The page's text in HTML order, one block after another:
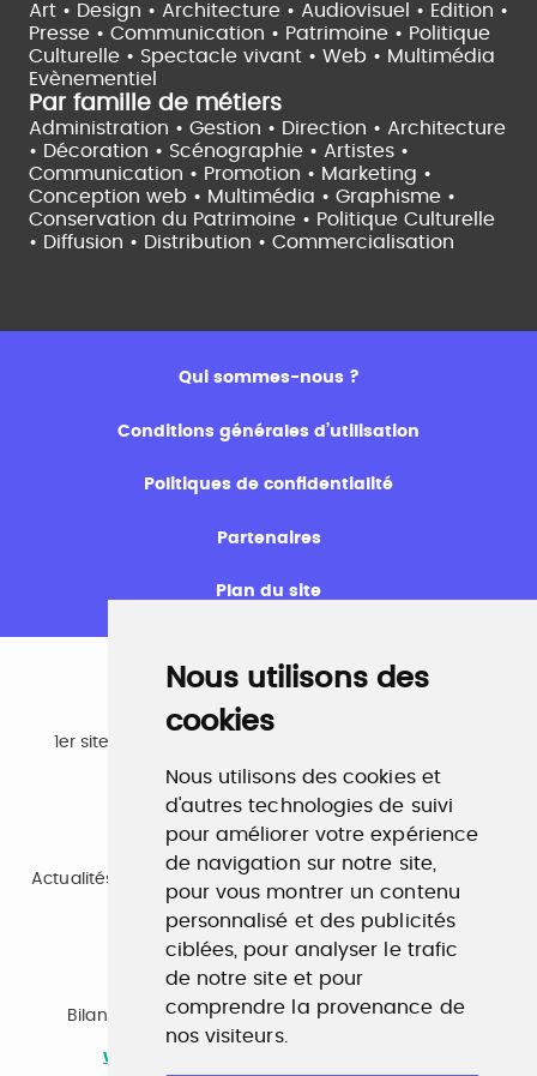
Nous utilisons des
cookies
Nous utilisons des cookies et
d'autres technologies de suivi
pour améliorer votre expérience
de navigation sur notre site,
pour vous montrer un contenu
personnalisé et des publicités
ciblées, pour analyser le trafic
de notre site et pour
comprendre la provenance de
nos visiteurs.
Art • Design • Architecture • Audiovisuel • Edition •
Presse • Communication • Patrimoine • Politique
Culturelle • Spectacle vivant • Web • Multimédia
Evènementiel
Par famille de métiers
Administration • Gestion • Direction • Architecture
• Décoration • Scénographie • Artistes •
Communication • Promotion • Marketing •
Conception web • Multimédia • Graphisme •
Conservation du Patrimoine • Politique Culturelle
• Diffusion • Distribution • Commercialisation
Qui sommes-nous ?
Conditions générales d’utilisation
Politiques de confidentialité
Partenaires
Plan du site
Emploi
1er site emploi du secteur culturel 784.000 visites et
www.profilculture.com
Formation
Actualités, guide et annuaire des formations aux métiers
de la culture.
www.profilculture-formation.com
Accompagnement professionnel
Bilan de compétences, coaching, techniques de
recherche d'emploi, entretien conseil.
www.profilculture-competences.com